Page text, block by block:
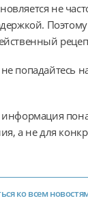
не
попадайтесь
а не для
ко всем